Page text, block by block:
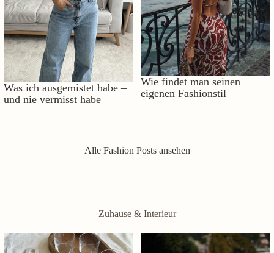
Was ich ausgemistet habe –
und nie vermisst habe
Wie findet man seinen
eigenen Fashionstil
Alle Fashion Posts ansehen
Zuhause & Interieur